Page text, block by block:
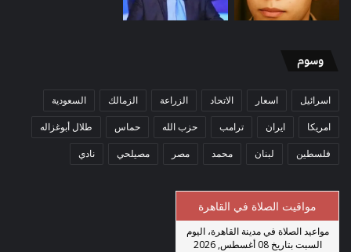
وسوم
اسرائيل اسعار الاتحاد الزراعة الزمالك السعودية
امريكا ايران ترامب حزب الله حماس طلال أبوغزاله
فلسطين لبنان محمد مصر مصيلحي نادي